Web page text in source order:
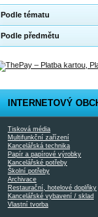
Podle tématu
Podle předmětu
INTERNETOVÝ
Tisková média
Multifunkční zařízení
Kancelářská technika
Papír a papírové výrobky
Kancelářské potřeby
Školní potřeby
Archivace
Restaurační, hotelové doplňky
Kancelářské vybavení / sklad
Vlastní tvorba